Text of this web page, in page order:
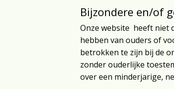
Bijzondere en/of
Onze website heeft niet
hebben van ouders of
betrokken te zijn bij de
zonder ouderlijke
over een minderjarige,